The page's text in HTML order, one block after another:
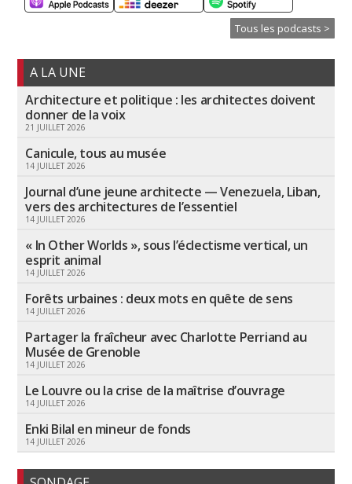
Tous les podcasts >
A LA UNE
Architecture et politique : les architectes doivent
donner de la voix
21 JUILLET 2026
Canicule, tous au musée
14 JUILLET 2026
Journal d’une jeune architecte — Venezuela, Liban,
vers des architectures de l’essentiel
14 JUILLET 2026
« In Other Worlds », sous l’éclectisme vertical, un
esprit animal
14 JUILLET 2026
Forêts urbaines : deux mots en quête de sens
14 JUILLET 2026
Partager la fraîcheur avec Charlotte Perriand au
Musée de Grenoble
14 JUILLET 2026
Le Louvre ou la crise de la maîtrise d’ouvrage
14 JUILLET 2026
Enki Bilal en mineur de fonds
14 JUILLET 2026